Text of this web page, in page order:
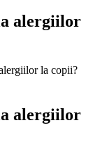
alergiilor
la copii?
alergiilor